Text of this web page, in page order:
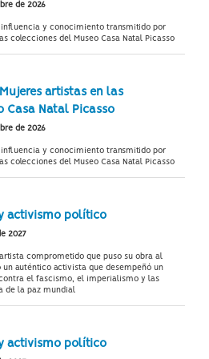
de 2026
influencia y conocimiento transmitido por
colecciones del Museo Casa Natal Picasso
artistas en las
Casa Natal Picasso
de 2026
influencia y conocimiento transmitido por
colecciones del Museo Casa Natal Picasso
activismo político
2027
comprometido que puso su obra al
auténtico activista que desempeñó un
el fascismo, el imperialismo y las
de la paz mundial
activismo político